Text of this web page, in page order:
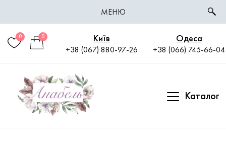
МЕНЮ
Київ
+38 (067) 880-97-26
Одеса
+38 (066) 745-66-04
0 0
Каталог